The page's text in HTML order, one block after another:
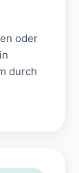
oder
durch